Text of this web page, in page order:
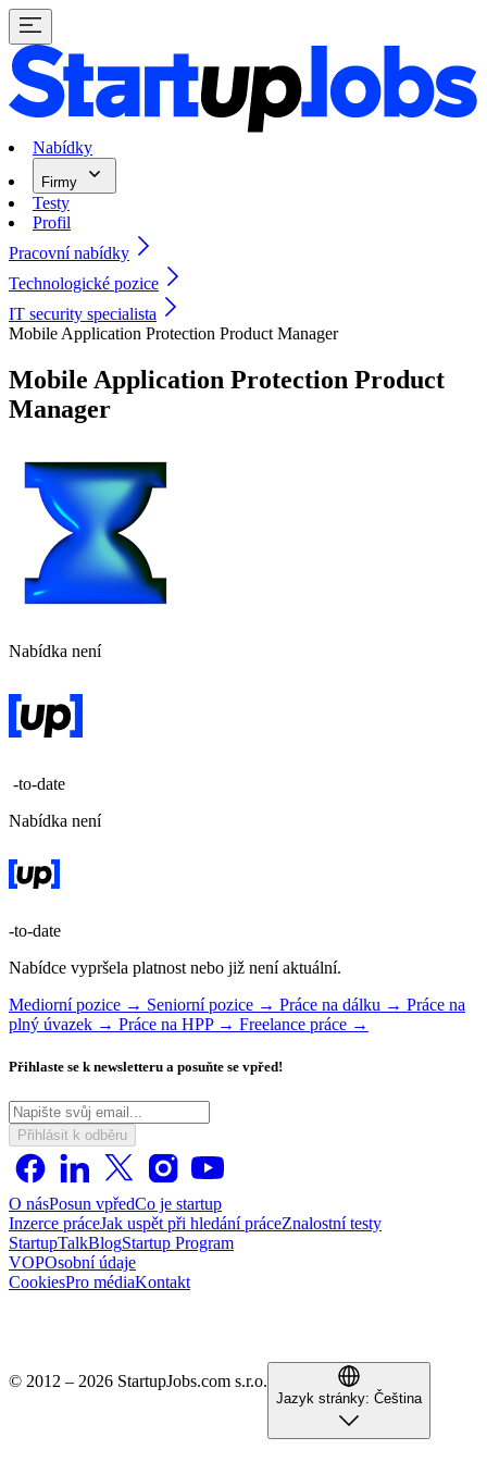
Nabídky
Firmy
Testy
Profil
Pracovní nabídky
Technologické pozice
IT security specialista
Mobile Application Protection Product Manager
Mobile Application Protection Product
Manager
Nabídka není
-to-date
Nabídka není
-to-date
Nabídce vypršela platnost nebo již není aktuální.
Mediorní pozice → Seniorní pozice → Práce na dálku → Práce na
plný úvazek → Práce na HPP → Freelance práce →
Přihlaste se k newsletteru a posuňte se vpřed!
Přihlásit k odběru
O násPosun vpředCo je startup
Inzerce práceJak uspět při hledání práceZnalostní testy
StartupTalkBlogStartup Program
VOPOsobní údaje
CookiesPro médiaKontakt
© 2012 – 2026 StartupJobs.com s.r.o.
Jazyk stránky: Čeština